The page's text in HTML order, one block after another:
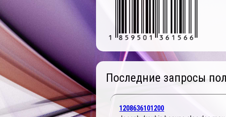
Последние запросы
1208636101200